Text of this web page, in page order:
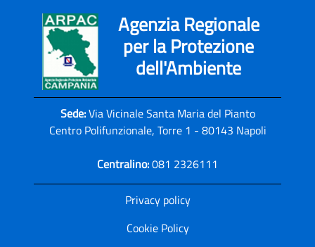
Agenzia Regionale
per la Protezione
dell'Ambiente
Sede:Via Vicinale Santa Maria del Pianto
Centro Polifunzionale, Torre 1 - 80143 Napoli
Centralino:081 2326111
Privacy policy
Cookie Policy